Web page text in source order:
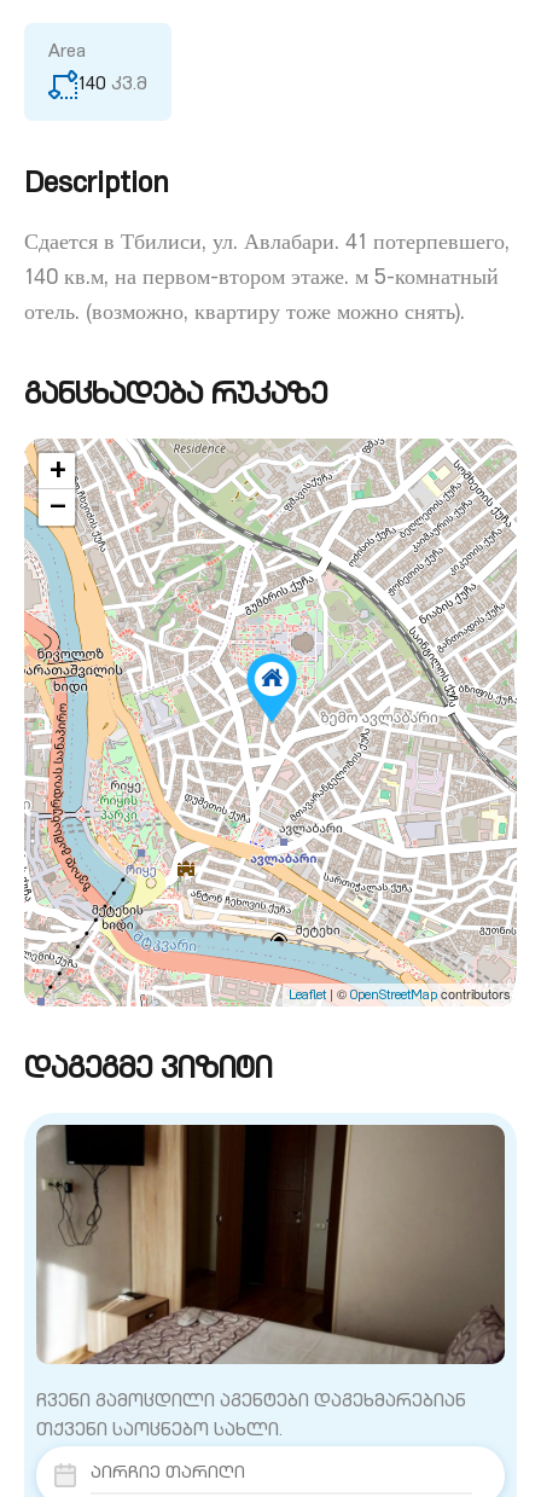
Area
140 კვ.მ
Description
Сдается в Тбилиси, ул. Авлабари. 41 потерпевшего,
140 кв.м, на первом-втором этаже. м 5-комнатный
отель. (возможно, квартиру тоже можно снять).
განცხადება რუკაზე
+
−
Leaflet| © OpenStreetMap contributors
დაგეგმე ვიზიტი
ჩვენი გამოცდილი აგენტები დაგეხმარებიან
თქვენი საოცნებო სახლი.